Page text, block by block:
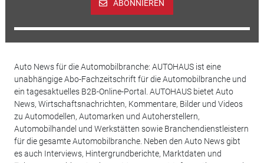
ABONNIEREN
Auto News für die Automobilbranche: AUTOHAUS ist eine
unabhängige Abo-Fachzeitschrift für die Automobilbranche und
ein tagesaktuelles B2B-Online-Portal. AUTOHAUS bietet Auto
News, Wirtschaftsnachrichten, Kommentare, Bilder und Videos
zu Automodellen, Automarken und Autoherstellern,
Automobilhandel und Werkstätten sowie Branchendienstleistern
für die gesamte Automobilbranche. Neben den Auto News gibt
es auch Interviews, Hintergrundberichte, Marktdaten und